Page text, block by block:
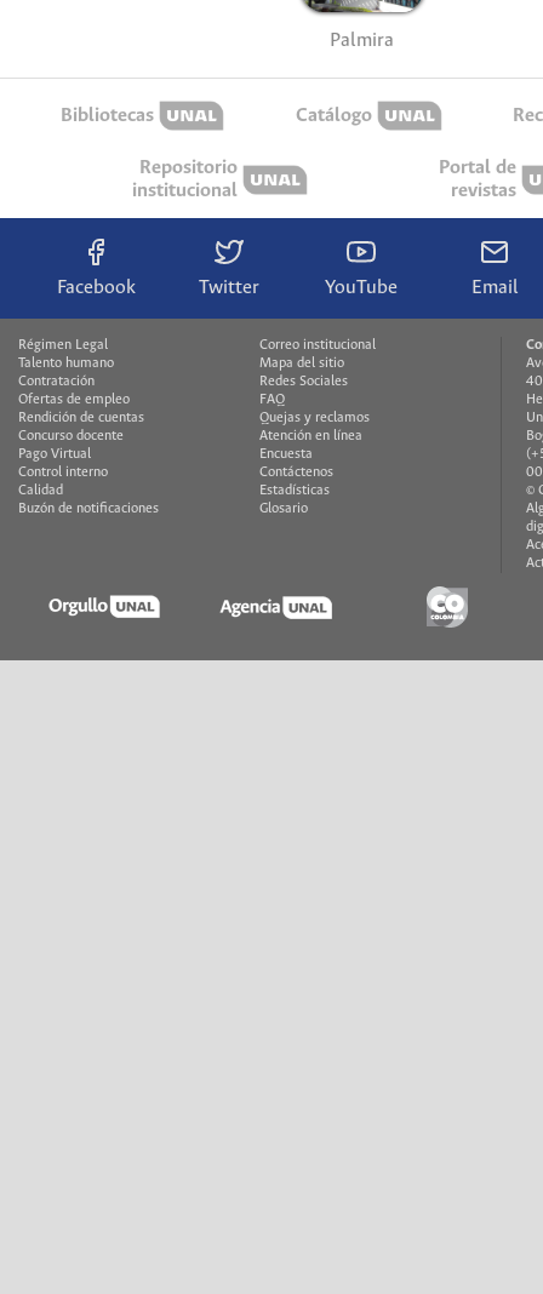
Palmira
Bibliotecas Catálogo
Repositorio
institucional
Portal de
revistas
Facebook Twitter YouTube Email
Régimen Legal
Talento humano
Contratación
Ofertas de empleo
Rendición de cuentas
Concurso docente
Pago Virtual
Control interno
Calidad
Buzón de notificaciones
Correo institucional
Mapa del sitio
Redes Sociales
FAQ
Quejas y reclamos
Atención en línea
Encuesta
Contáctenos
Estadísticas
Glosario
©